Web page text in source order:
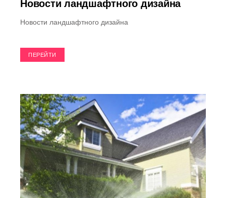
Новости ландшафтного дизайна
Новости ландшафтного дизайна
ПЕРЕЙТИ